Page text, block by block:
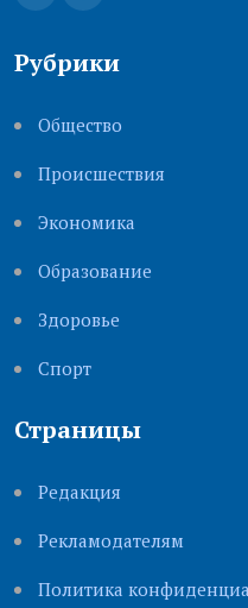
Рубрики
Общество
Происшествия
Экономика
Образование
Здоровье
Cпорт
Страницы
Редакция
Рекламодателям
Политика